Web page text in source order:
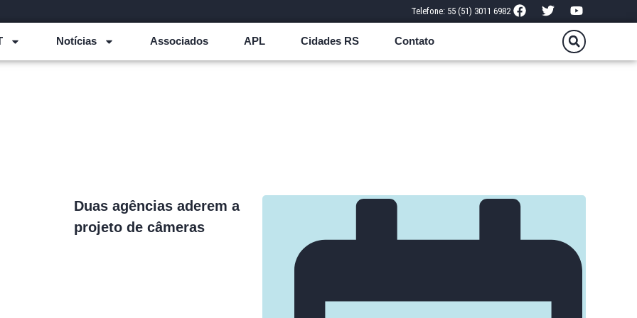
Telefone: 55 (51) 3011 6982
Notícias Associados APL Cidades RS Contato
Duas agências aderem a
projeto de câmeras